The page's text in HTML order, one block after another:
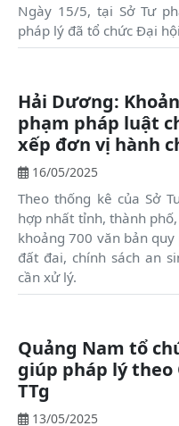
Ngày 15/5, tại Sở Tư
pháp lý đã tổ chức Đại
Hải Dương:
phạm pháp luật
xếp đơn vị hành
16/05/2025
Theo thống kê của Sở
hợp nhất tỉnh, thành
khoảng 700 văn bản
đất đai, chính sách an
cần xử lý.
Quảng Nam tổ
giúp pháp lý theo
TTg
13/05/2025